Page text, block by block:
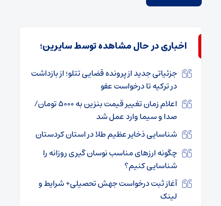
اخباری در حال مشاهده توسط سایرین؛
جزئیاتی جدید از پرونده قضایی تتلو؛ از بازداشت
در ترکیه تا درخواست عفو
اعلام زمان تغییر قیمت بنزین به ۵۰۰۰ تومان/
صدا و سیما وارد عمل شد
شناسایی ذخایر عظیم طلا در استان کردستان
چگونه ارزهای مناسب نوسان گیری روزانه را
شناسایی کنیم؟
آغاز ثبت درخواست جهش تحصیلی+ شرایط و
لینک